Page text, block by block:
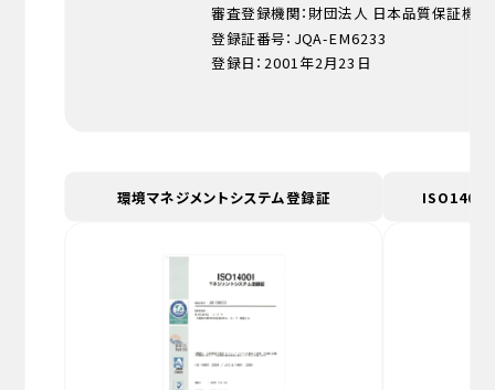
審査登録機関：財団法人 日本品質保証機構
登録証番号：JQA-EM6233
登録日：2001年2月23日
環境マネジメントシステム登録証